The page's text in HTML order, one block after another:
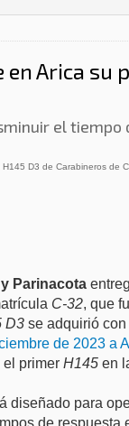
en Arica
el
D3 de Carabineros de
Parinacota
C-32, que
D3 se adquirió con
de 2023 a
primer H145 en
diseñado para
de